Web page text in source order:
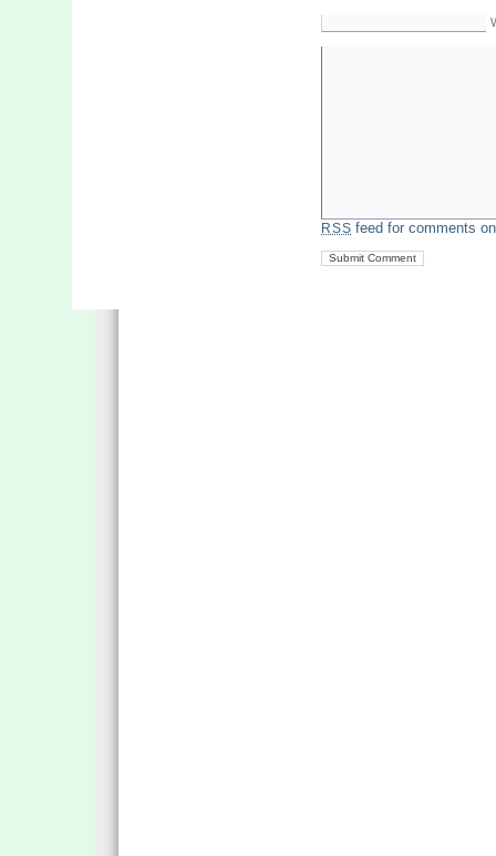
RSS feed for comments